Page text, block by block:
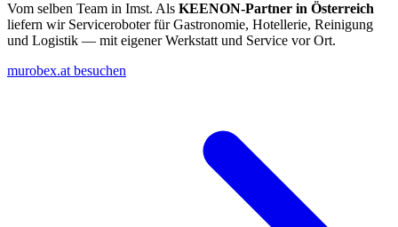
Vom selben Team in Imst. Als KEENON-Partner in Österreich
liefern wir Serviceroboter für Gastronomie, Hotellerie, Reinigung
und Logistik — mit eigener Werkstatt und Service vor Ort.
murobex.at besuchen